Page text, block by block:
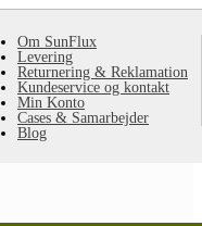
Om SunFlux
Levering
Returnering & Reklamation
Kundeservice og kontakt
Min Konto
Cases & Samarbejder
Blog